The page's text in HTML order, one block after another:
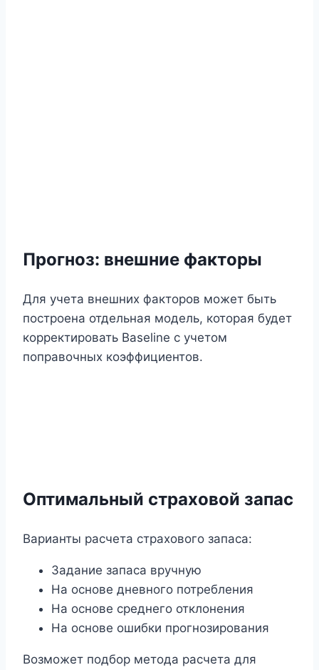
Прогноз: внешние факторы
Для учета внешних факторов может быть
построена отдельная модель, которая будет
корректировать Baseline с учетом
поправочных коэффициентов.
Оптимальный страховой запас
Варианты расчета страхового запаса:
Задание запаса вручную
На основе дневного потребления
На основе среднего отклонения
На основе ошибки прогнозирования
Возможет подбор метода расчета для